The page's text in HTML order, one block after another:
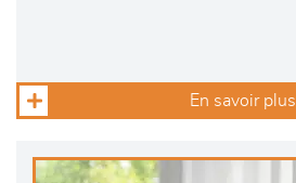
En savoir plus